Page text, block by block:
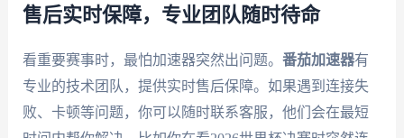
售后实时保障，专业团队随时待命
看重要赛事时，最怕加速器突然出问题。 番茄加速器有
专业的技术团队，提供实时售后保障。如果遇到连接失
败、卡顿等问题，你可以随时联系客服，他们会在最短